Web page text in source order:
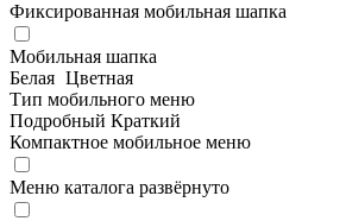
Фиксированная мобильная шапка
Мобильная шапка
Белая Цветная
Тип мобильного меню
Подробный Краткий
Компактное мобильное меню
Меню каталога развёрнуто